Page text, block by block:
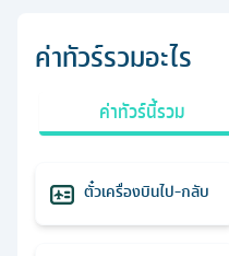
ค่าทัวร์รวมอะไร
ค่าทัวร์นี้รวม
ตั๋วเครื่องบินไป-กลับ